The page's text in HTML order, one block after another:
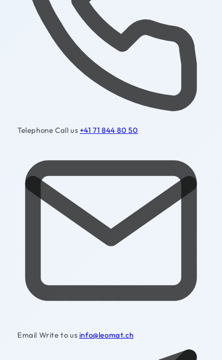
Telephone Call us +41 71 844 80 50
Email Write to us info@leomat.ch